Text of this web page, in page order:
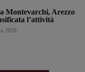
Montevarchi, Arezzo
l’attività
2026